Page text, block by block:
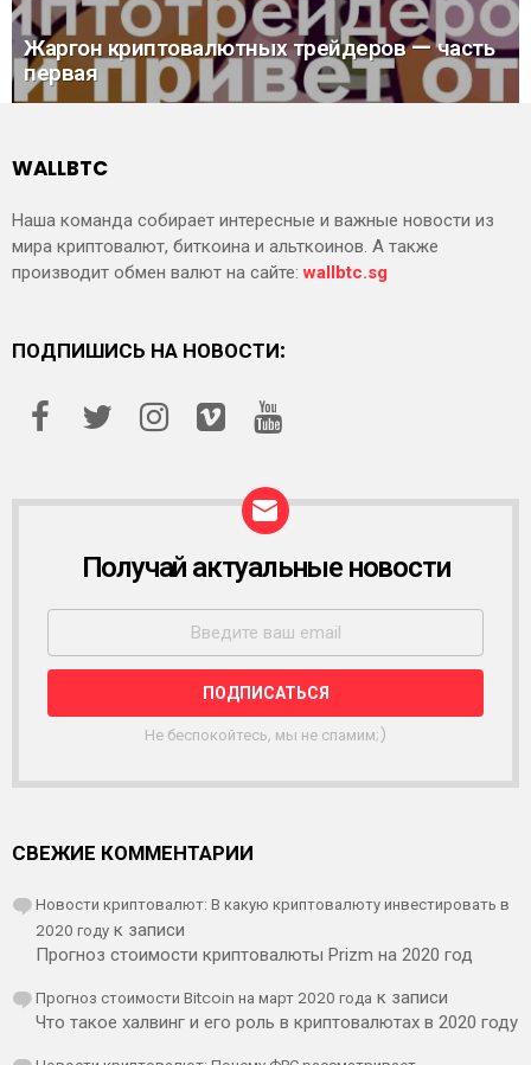
Жаргон криптовалютных трейдеров — часть
первая
WALLBTC
Наша команда собирает интересные и важные новости из
мира криптовалют, биткоина и альткоинов. А также
производит обмен валют на сайте:wallbtc.sg
ПОДПИШИСЬ НА НОВОСТИ:
С
Ы
Л
К
Получай актуальные новости
Не беспокойтесь, мы не спамим;)
СВЕЖИЕ КОММЕНТАРИИ
Новости криптовалют: В какую криптовалюту инвестировать в
2020 году к записи
Прогноз стоимости криптовалюты Prizm на 2020 год
Прогноз стоимости Bitcoin на март 2020 года к записи
Что такое халвинг и его роль в криптовалютах в 2020 году